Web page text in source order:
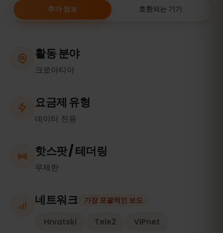
추가 정보 호환되는 기기
활동 분야
크로아티아
요금제 유형
데이터 전용
핫스팟 / 테더링
무제한
네트워크 가장 포괄적인 보도
Hrvatski Tele2 VIPnet